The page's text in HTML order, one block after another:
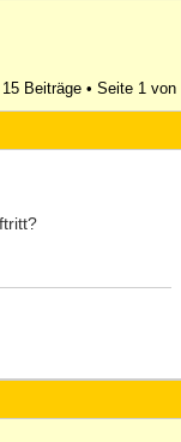
15 Beiträge • Seite 1 von